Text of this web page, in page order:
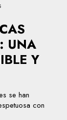
UNA
Y
se han
con